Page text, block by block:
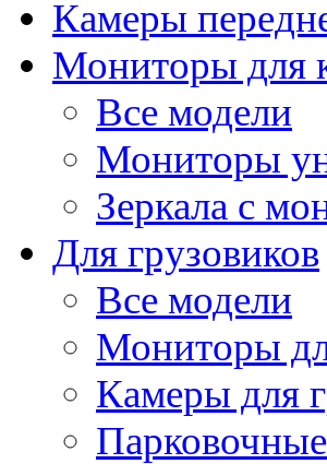
Камеры
Мониторы для
Все модели
Мониторы
Зеркала с
Для грузовиков
Все модели
Мониторы
Камеры для